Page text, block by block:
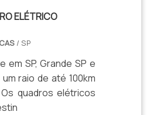
ELÉTRICO
/ SP
em SP, Grande SP e
raio de até 100km